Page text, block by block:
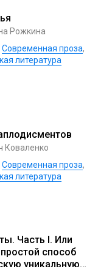
Рожкина
Современная проза,
литература
Коваленко
Современная проза,
литература
Часть I. Или
способ
уникальную